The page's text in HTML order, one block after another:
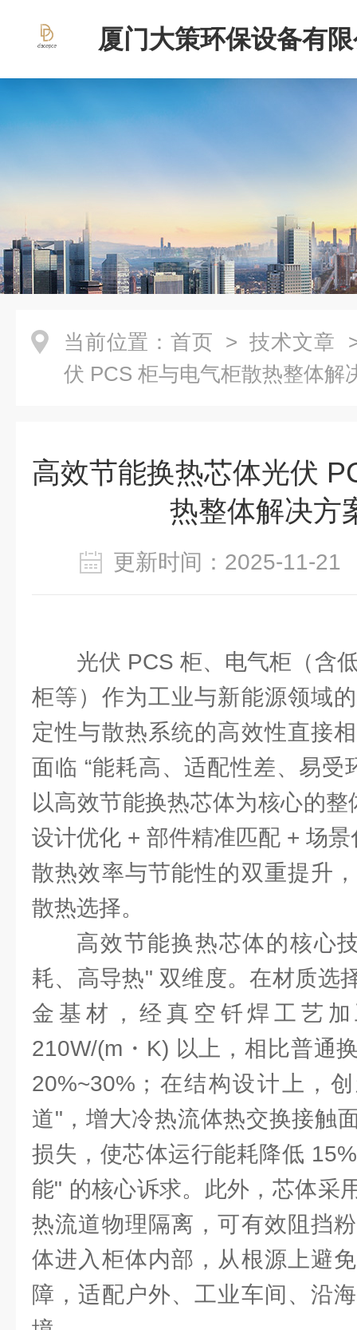
厦门大策环保设备有
当前位置： 首页 > 技术文章
伏 PCS 柜与电气柜散热整体解
高效节能换热芯体光伏
热整体解决方
更新时间：2025-11-
光伏 PCS 柜、电气柜（含
柜等）作为工业与新能源领域
定性与散热系统的高效性直接
面临 “能耗高、适配性差、易受
以高效节能换热芯体为核心的整
设计优化 + 部件精准匹配 + 场
散热效率与节能性的双重提升
散热选择。
高效节能换热芯体的核心
耗、高导热" 双维度。在材质选
金基材，经真空钎焊工艺
210W/(m・K) 以上，相比普通
20%~30%；在结构设计上，
道"，增大冷热流体热交换接触
损失，使芯体运行能耗降低
能" 的核心诉求。此外，芯体采
热流道物理隔离，可有效阻挡
体进入柜体内部，从根源上避
障，适配户外、工业车间、沿